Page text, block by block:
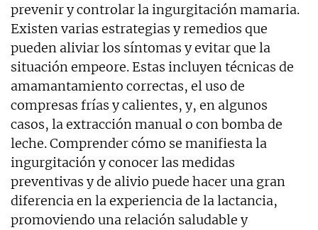
prevenir y controlar la ingurgitación mamaria.
Existen varias estrategias y remedios que
pueden aliviar los síntomas y evitar que la
situación empeore. Estas incluyen técnicas de
amamantamiento correctas, el uso de
compresas frías y calientes, y, en algunos
casos, la extracción manual o con bomba de
leche. Comprender cómo se manifiesta la
ingurgitación y conocer las medidas
preventivas y de alivio puede hacer una gran
diferencia en la experiencia de la lactancia,
promoviendo una relación saludable y